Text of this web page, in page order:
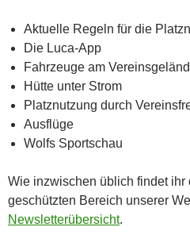
Aktuelle Regeln für die
Die Luca-App
Fahrzeuge am
Hütte unter Strom
Platznutzung durch
Ausflüge
Wolfs Sportschau
Wie inzwischen üblich findet ihr
geschützten Bereich unserer
Newsletterübersicht.